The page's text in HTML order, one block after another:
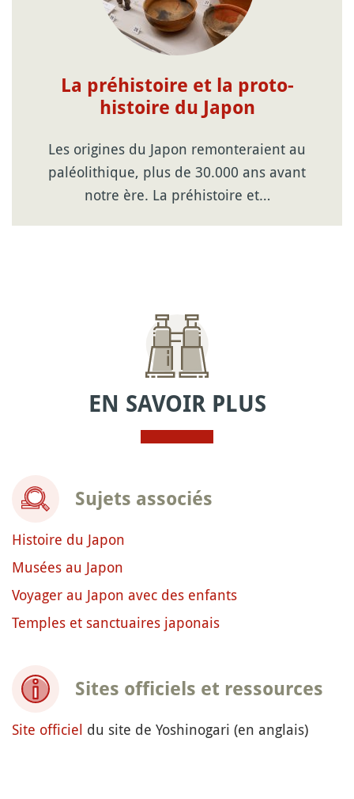
La préhistoire et la proto-
histoire du Japon
Les origines du Japon remonteraient au
paléolithique, plus de 30.000 ans avant
notre ère. La préhistoire et…
EN SAVOIR PLUS
Sujets associés
Histoire du Japon
Musées au Japon
Voyager au Japon avec des enfants
Temples et sanctuaires japonais
Sites officiels et ressources
Site officiel du site de Yoshinogari (en anglais)